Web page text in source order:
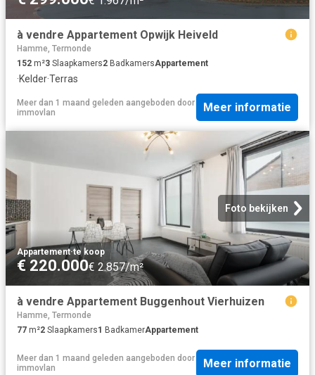
à vendre Appartement Opwijk Heiveld
Hamme, Termonde
152 m²3 Slaapkamers2 BadkamersAppartement
·Kelder·Terras
Meer dan 1 maand geleden aangeboden door
immovlan
Meer informatie
Foto bekijken
Appartement·te koop
€ 220.000€ 2.857/m²
à vendre Appartement Buggenhout Vierhuizen
Hamme, Termonde
77 m²2 Slaapkamers1 BadkamerAppartement
Meer dan 1 maand geleden aangeboden door
immovlan
Meer informatie